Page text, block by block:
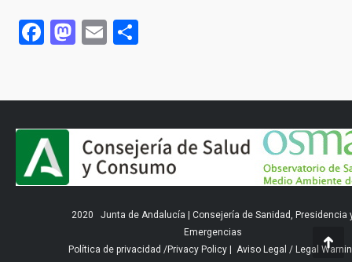
Facebook
Mastodon
Email
2020 Junta de Andalucía
Consejería de Sanidad, Presidencia
Emergencias
Política de privacidad /Privacy Policy Aviso Legal / Legal Ir